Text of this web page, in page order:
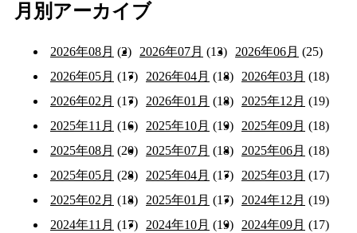
月別アーカイブ
2026年08月 (2) 2026年07月 (13) 2026年06月 (25)
2026年05月 (17) 2026年04月 (18) 2026年03月 (18)
2026年02月 (17) 2026年01月 (18) 2025年12月 (19)
2025年11月 (16) 2025年10月 (19) 2025年09月 (18)
2025年08月 (20) 2025年07月 (18) 2025年06月 (18)
2025年05月 (28) 2025年04月 (17) 2025年03月 (17)
2025年02月 (18) 2025年01月 (17) 2024年12月 (19)
2024年11月 (17) 2024年10月 (19) 2024年09月 (17)